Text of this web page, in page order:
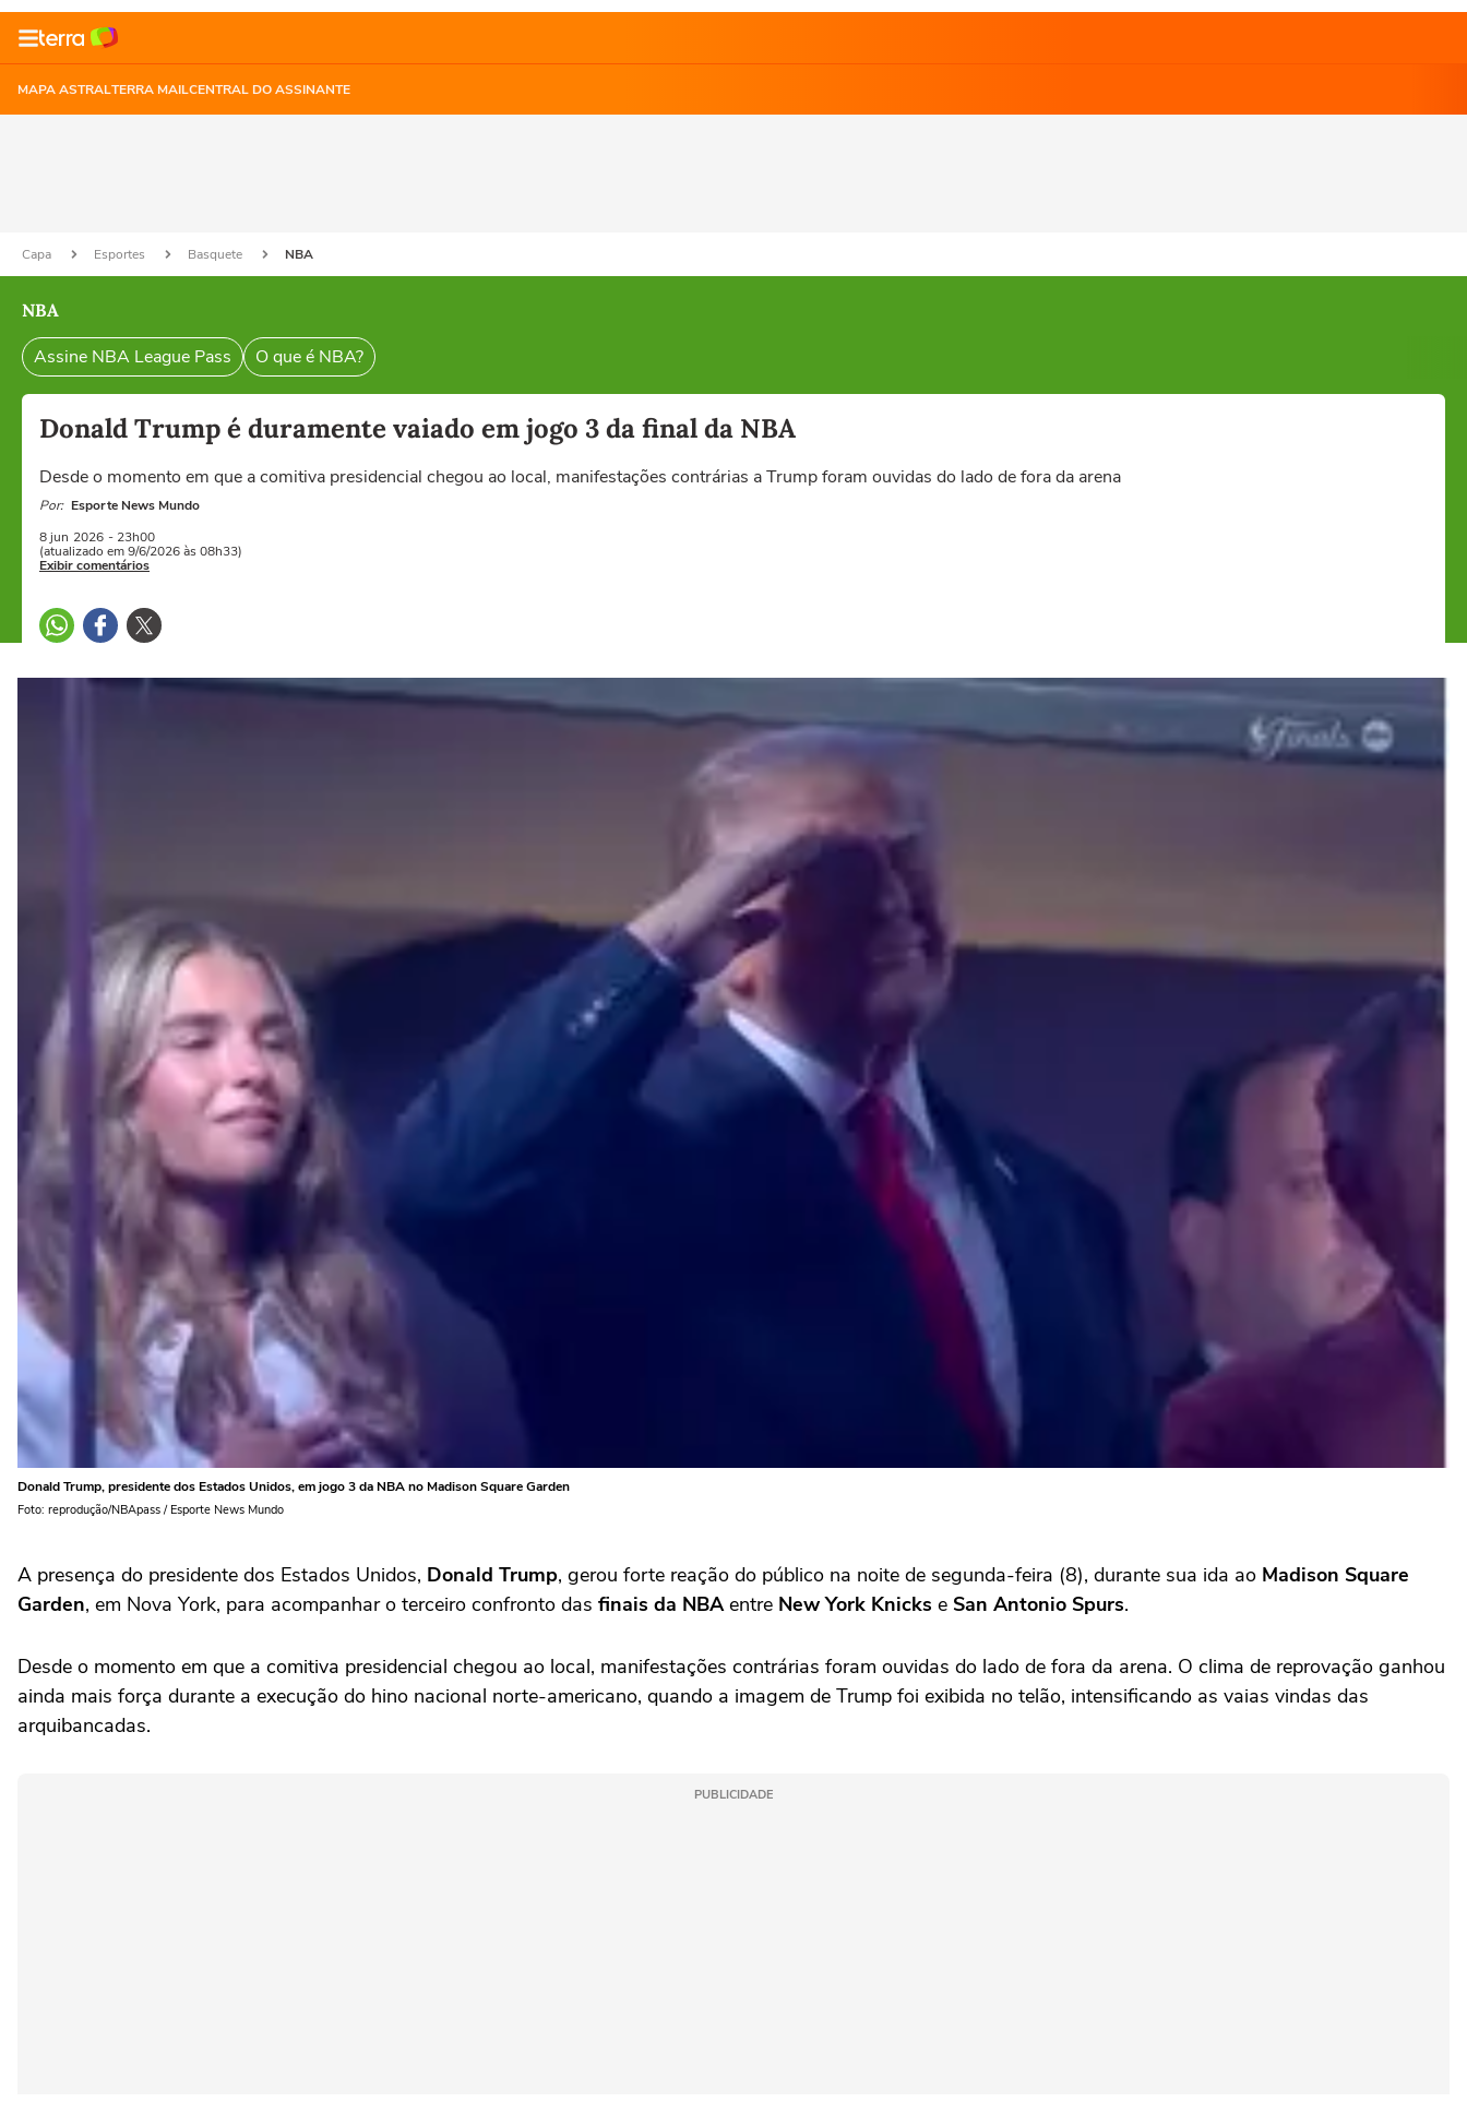
MAPA ASTRALTERRA MAILCENTRAL DO ASSINANTE
Capa Esportes Basquete NBA
NBA
Assine NBA League Pass O que é NBA?
Donald Trump é duramente vaiado em jogo 3 da final da NBA
Desde o momento em que a comitiva presidencial chegou ao local, manifestações contrárias a Trump foram ouvidas do lado de fora da arena
Por: Esporte News Mundo
8 jun 2026 - 23h00
(atualizado em 9/6/2026 às 08h33)
Exibir comentários
Donald Trump, presidente dos Estados Unidos, em jogo 3 da NBA no Madison Square Garden
Foto: reprodução/NBApass / Esporte News Mundo
A presença do presidente dos Estados Unidos, Donald Trump, gerou forte reação do público na noite de segunda-feira (8), durante sua ida ao Madison Square
Garden, em Nova York, para acompanhar o terceiro confronto das finais da NBAentre New York Knicks e San Antonio Spurs.
Desde o momento em que a comitiva presidencial chegou ao local, manifestações contrárias foram ouvidas do lado de fora da arena. O clima de reprovação ganhou
ainda mais força durante a execução do hino nacional norte-americano, quando a imagem de Trump foi exibida no telão, intensificando as vaias vindas das
arquibancadas.
PUBLICIDADE